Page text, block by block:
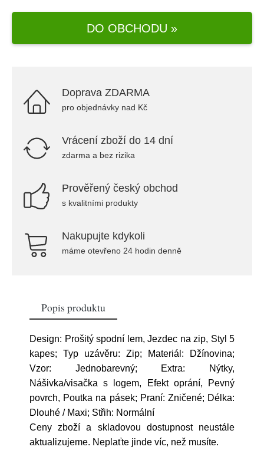
DO OBCHODU »
Doprava ZDARMA
pro objednávky nad Kč
Vrácení zboží do 14 dní
zdarma a bez rizika
Prověřený český obchod
s kvalitními produkty
Nakupujte kdykoli
máme otevřeno 24 hodin denně
Popis produktu
Design: Prošitý spodní lem, Jezdec na zip, Styl 5
kapes; Typ uzávěru: Zip; Materiál: Džínovina;
Vzor: Jednobarevný; Extra: Nýtky,
Nášivka/visačka s logem, Efekt oprání, Pevný
povrch, Poutka na pásek; Praní: Zničené; Délka:
Dlouhé / Maxi; Střih: Normální
Ceny zboží a skladovou dostupnost neustále
aktualizujeme. Neplaťte jinde víc, než musíte.